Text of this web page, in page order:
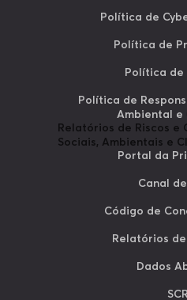
Política de
Política de
Política de
Política de
Ambiental e
Relatórios de Riscos e
Sociais, Ambientais e
Portal da
Canal
Código de
Relatórios
Dados
SCR